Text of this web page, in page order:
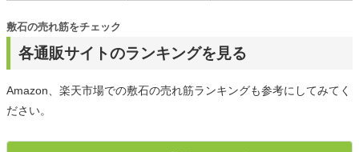
各通販サイトのランキングを見る
敷石の売れ筋をチェック
Amazon、楽天市場での敷石の売れ筋ランキングも参考にしてみてく
ださい。